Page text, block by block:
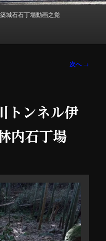
城石石丁場動画之覚
次へ→
トンネル伊
内石丁場